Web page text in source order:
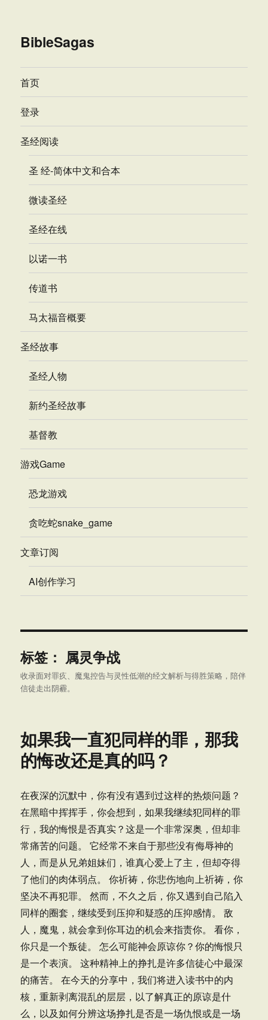
BibleSagas
首页
登录
圣经阅读
圣 经-简体中文和合本
微读圣经
圣经在线
以诺一书
传道书
马太福音概要
圣经故事
圣经人物
新约圣经故事
基督教
游戏Game
恐龙游戏
贪吃蛇snake_game
文章订阅
AI创作学习
标签： 属灵争战
收录面对罪疚、魔鬼控告与灵性低潮的经文解析与得胜策略，陪伴
信徒走出阴霾。
如果我一直犯同样的罪，那我
的悔改还是真的吗？
在夜深的沉默中，你有没有遇到过这样的热烦问题？
在黑暗中挥挥手，你会想到，如果我继续犯同样的罪
行，我的悔恨是否真实？这是一个非常深奥，但却非
常痛苦的问题。 它经常不来自于那些没有侮辱神的
人，而是从兄弟姐妹们，谁真心爱上了主，但却夺得
了他们的肉体弱点。 你祈祷，你悲伤地向上祈祷，你
坚决不再犯罪。 然而，不久之后，你又遇到自己陷入
同样的圈套，继续受到压抑和疑惑的压抑感情。 敌
人，魔鬼，就会拿到你耳边的机会来指责你。 看你，
你只是一个叛徒。 怎么可能神会原谅你？你的悔恨只
是一个表演。 这种精神上的挣扎是许多信徒心中最深
的痛苦。 在今天的分享中，我们将进入读书中的内
核，重新剥离混乱的层层，以了解真正的原谅是什
么，以及如何分辨这场挣扎是否是一场仇恨或是一场